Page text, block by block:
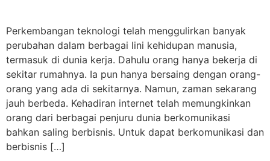
Perkembangan teknologi telah menggulirkan banyak
perubahan dalam berbagai lini kehidupan manusia,
termasuk di dunia kerja. Dahulu orang hanya bekerja di
sekitar rumahnya. Ia pun hanya bersaing dengan orang-
orang yang ada di sekitarnya. Namun, zaman sekarang
jauh berbeda. Kehadiran internet telah memungkinkan
orang dari berbagai penjuru dunia berkomunikasi
bahkan saling berbisnis. Untuk dapat berkomunikasi dan
berbisnis […]